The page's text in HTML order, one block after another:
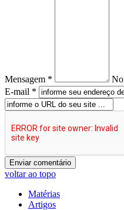
Mensagem *
E-mail *
voltar ao topo
Matérias
Artigos